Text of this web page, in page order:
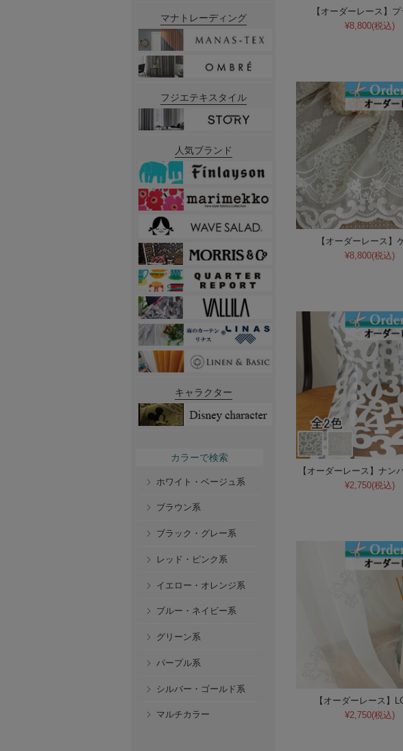
【オーダーレース】
¥8,800(税込)
【オーダーレース】
¥8,800(税込)
【オーダーレース】ナン
¥2,750(税込)
【オーダーレース】
¥2,750(税込)
マナトレーディング
フジエテキスタイル
人気ブランド
キャラクター
カラーで検索
ホワイト・ベージュ系
ブラウン系
ブラック・グレー系
レッド・ピンク系
イエロー・オレンジ系
ブルー・ネイビー系
グリーン系
パープル系
シルバー・ゴールド系
マルチカラー